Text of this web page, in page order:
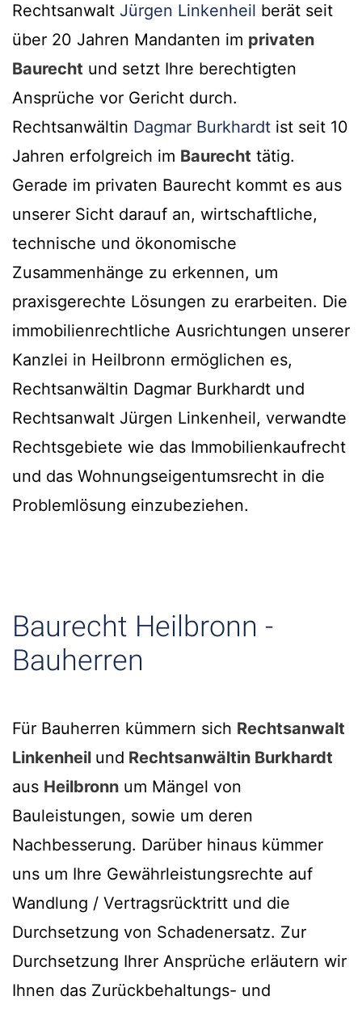
Rechtsanwalt Jürgen Linkenheil berät seit
über 20 Jahren Mandanten im privaten
Baurecht und setzt Ihre berechtigten
Ansprüche vor Gericht durch.
Rechtsanwältin Dagmar Burkhardt ist seit 10
Jahren erfolgreich im Baurecht tätig.
Gerade im privaten Baurecht kommt es aus
unserer Sicht darauf an, wirtschaftliche,
technische und ökonomische
Zusammenhänge zu erkennen, um
praxisgerechte Lösungen zu erarbeiten. Die
immobilienrechtliche Ausrichtungen unserer
Kanzlei in Heilbronn ermöglichen es,
Rechtsanwältin Dagmar Burkhardt und
Rechtsanwalt Jürgen Linkenheil, verwandte
Rechtsgebiete wie das Immobilienkaufrecht
und das Wohnungseigentumsrecht in die
Problemlösung einzubeziehen.
Baurecht Heilbronn -
Bauherren
Für Bauherren kümmern sich Rechtsanwalt
Linkenheil und Rechtsanwältin Burkhardt
aus Heilbronn um Mängel von
Bauleistungen, sowie um deren
Nachbesserung. Darüber hinaus kümmer
uns um Ihre Gewährleistungsrechte auf
Wandlung / Vertragsrücktritt und die
Durchsetzung von Schadenersatz. Zur
Durchsetzung Ihrer Ansprüche erläutern wir
Ihnen das Zurückbehaltungs- und